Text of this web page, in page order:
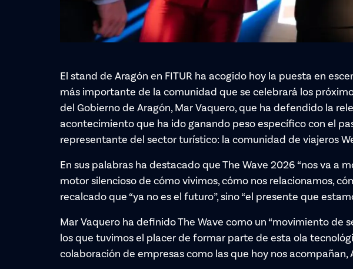
El stand de Aragón en FITUR ha acogido hoy la puesta en
más importante de la comunidad que se celebrará los
del Gobierno de Aragón, Mar Vaquero, que ha defendido la
acontecimiento que ha ido ganando peso específico con el
representante del sector turístico: la comunidad de viajeros
En sus palabras ha destacado que The Wave 2026 “nos va a
motor silencioso de cómo vivimos, cómo nos relacionamos,
recalcado que “ya no es el futuro”, sino “el presente que
Mar Vaquero ha definido The Wave como un “movimiento de
los que tuvimos el placer de formar parte de esta ola
colaboración de empresas como las que hoy nos